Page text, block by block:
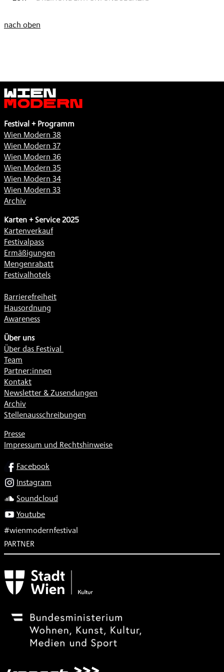
nach oben
Wien
Modern
Festival + Programm
Wien Modern 38
Wien Modern 37
Wien Modern 36
Wien Modern 35
Wien Modern 34
Wien Modern 33
Archiv
Karten + Service 2025
Kartenverkauf
Festivalpass
Ermäßigungen
Mengenrabatt
Festivalhotels
Barrierefreiheit
Hausordnung
Awareness
Über uns
Über das Festival
Team
Partner:innen
Kontakt
Newsletter & Zusendungen
Archiv
Stellenausschreibungen
Presse
Impressum und Rechtshinweise
SOCIALFacebook
Instagram
Soundcloud
Youtube
#wienmodernfestival
PARTNER
Subventionsgeber